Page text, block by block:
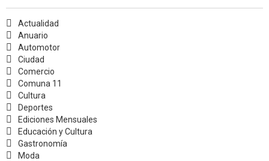
Actualidad
Anuario
Automotor
Ciudad
Comercio
Comuna 11
Cultura
Deportes
Ediciones Mensuales
Educación y Cultura
Gastronomía
Moda